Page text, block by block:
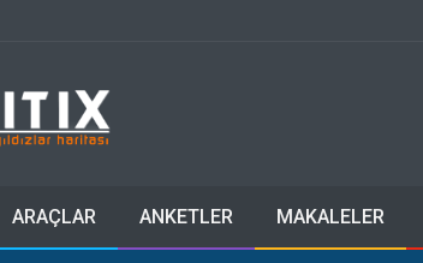
ARAÇLAR ANKETLER MAKALELER